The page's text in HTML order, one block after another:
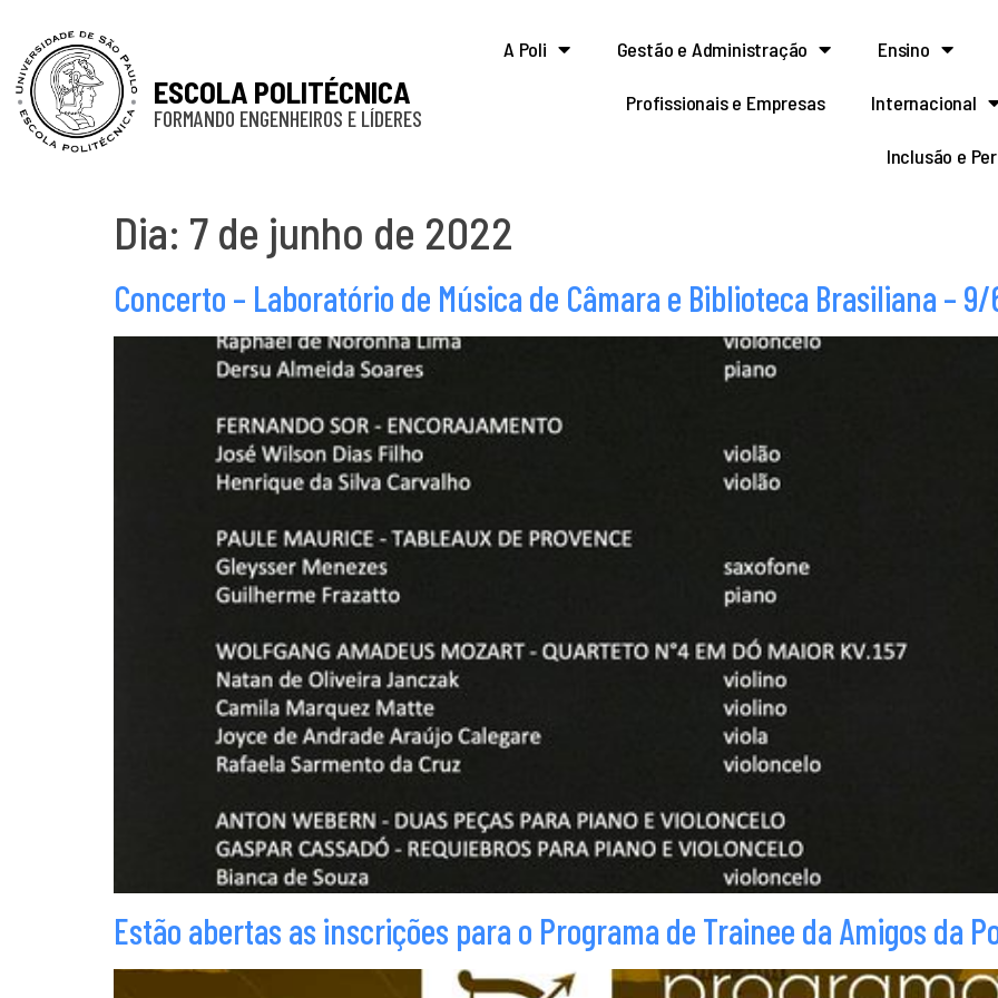
ESCOLA POLITÉCNICA
FORMANDO ENGENHEIROS E LÍDERES
A Poli Gestão e Administração Ensino
Profissionais e Empresas Internacional
Inclusão e
Dia: 7 de junho de 2022
Concerto – Laboratório de Música de Câmara e Biblioteca Brasiliana –
Estão abertas as inscrições para o Programa de Trainee da Amigos da